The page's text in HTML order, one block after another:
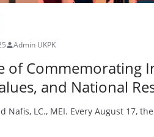
Admin UKPK
of Commemorating
and National
Nafis, LC., MEI. Every August 17,